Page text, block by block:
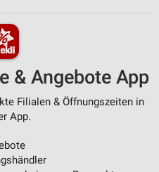
& Angebote App
Filialen & Öffnungszeiten in
App.